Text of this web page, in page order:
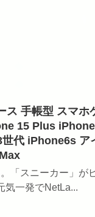
手帳型 スマホ
15 Plus
代 iPhone6s
「スニーカー」が
気一発でNetLa...